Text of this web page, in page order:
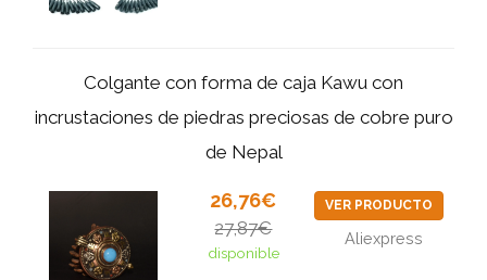
Colgante con forma de caja Kawu con
incrustaciones de piedras preciosas de cobre puro
de Nepal
26,76€
27,87€
disponible
VER PRODUCTO
Aliexpress